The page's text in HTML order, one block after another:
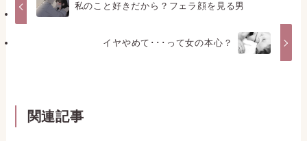
私のこと好きだから？フェラ顔を見る男
イヤやめて･･･って女の本心？
関連記事